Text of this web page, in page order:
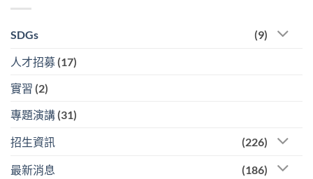
SDGs (9)
人才招募 (17)
實習 (2)
專題演講 (31)
招生資訊 (226)
最新消息 (186)